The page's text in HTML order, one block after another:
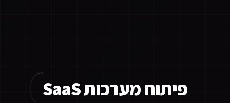
פיתוח מערכות SaaS